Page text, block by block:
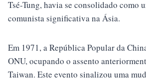
Tsé-Tung, havia se consolidado como
comunista significativa na Ásia.
Em 1971, a República Popular da
ONU, ocupando o assento
Taiwan. Este evento sinalizou uma